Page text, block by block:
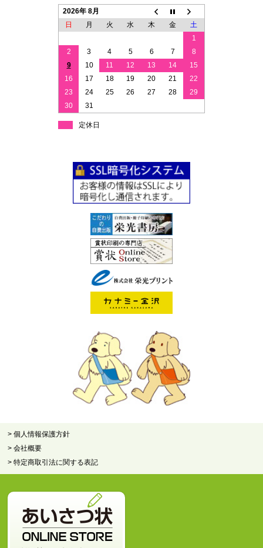
2026年 8月
日
月 火 水 木 金
土
1
2
3 4 5 6 7
8
9
10 11 12 13 14
15
16
17 18 19 20 21
22
23
24 25 26 27 28
29
30
31
定休日
> 個人情報保護方針
> 会社概要
> 特定商取引法に関する表記